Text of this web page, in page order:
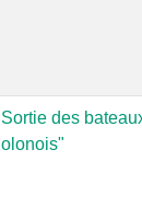
Sortie des
olonois"